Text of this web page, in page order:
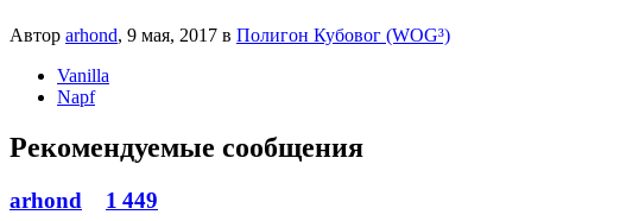
Автор arhond, 9 мая, 2017 в Полигон Кубовог (WOG³)
Vanilla
Napf
Рекомендуемые сообщения
arhond 1 449